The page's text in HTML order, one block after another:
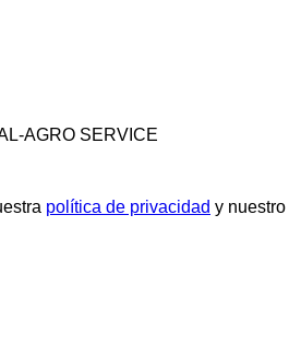
AGRO SERVICE
política de privacidad y nuestro